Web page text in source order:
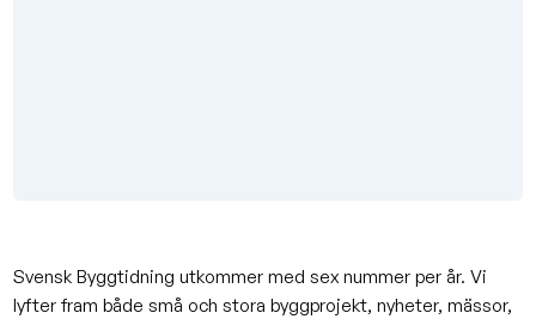
Svensk Byggtidning utkommer med sex nummer per år. Vi
lyfter fram både små och stora byggprojekt, nyheter, mässor,